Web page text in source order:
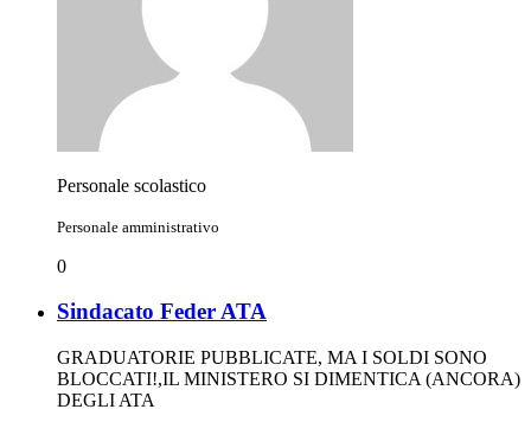
Personale scolastico
Personale amministrativo
0
Sindacato Feder ATA
GRADUATORIE PUBBLICATE, MA I SOLDI SONO
BLOCCATI!,IL MINISTERO SI DIMENTICA (ANCORA)
DEGLI ATA